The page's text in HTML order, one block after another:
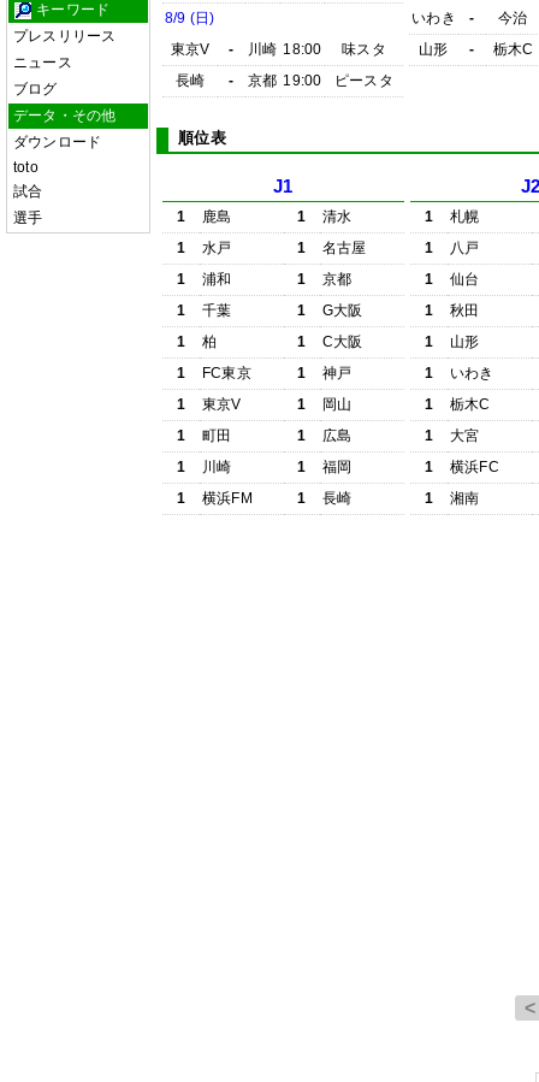
キーワード
プレスリリース
ニュース
ブログ
データ・その他
ダウンロード
toto
試合
選手
8/9 (日)
東京V
- 川崎 18:00
味スタ
長崎
- 京都 19:00 ピースタ
いわき
-
今治
山形
- 栃木C
順位表
J1
1 鹿島 1
清水
1
水戸 1
名古屋
1
浦和 1
京都
1
千葉 1
G大阪
1
柏 1
C大阪
1
FC東京 1
神戸
1
東京V 1
岡山
1
町田 1
広島
1
川崎 1
福岡
1
横浜FM 1 長崎
1
札幌
1
八戸
1
仙台
1
秋田
1
山形
1
いわき
1
栃木C
1
大宮
1
横浜FC
1
湘南